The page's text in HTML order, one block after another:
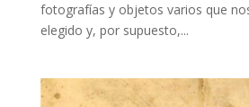
fotografías y objetos varios que
elegido y, por supuesto,...